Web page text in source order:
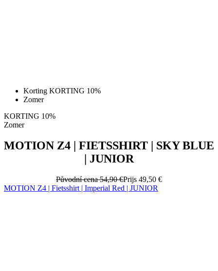
Korting KORTING 10%
Zomer
KORTING 10%
Zomer
MOTION Z4 | FIETSSHIRT | SKY BLUE
| JUNIOR
Původní cena54,90 €Prijs 49,50 €
MOTION Z4 | Fietsshirt | Imperial Red | JUNIOR